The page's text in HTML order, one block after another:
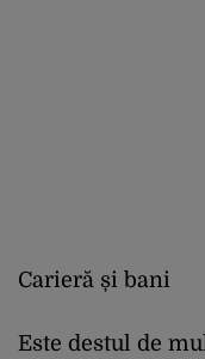
Carieră și bani
Este destul de